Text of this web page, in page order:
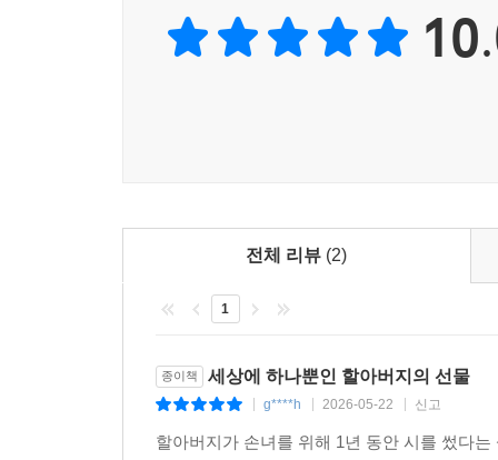
전체 리뷰 (2)
1
종이책 세상에 하나뿐인 할아버지의 선물
g****h 2026-05-22 신고
할아버지가 손녀를 위해 1년 동안 시를 썼다